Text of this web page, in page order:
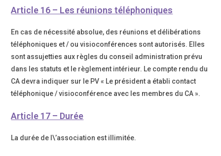
Article 16 – Les réunions téléphoniques
En cas de nécessité absolue, des réunions et délibérations
téléphoniques et / ou visioconférences sont autorisés. Elles
sont assujetties aux règles du conseil administration prévu
dans les statuts et le règlement intérieur. Le compte rendu du
CA devra indiquer sur le PV « Le président a établi contact
téléphonique / visioconférence avec les membres du CA ».
Article 17 – Durée
La durée de l\’association est illimitée.